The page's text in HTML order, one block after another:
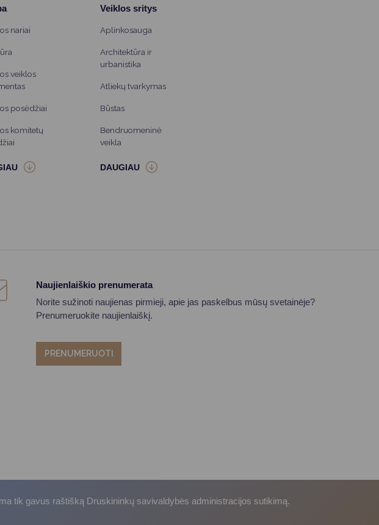
nariai
veiklos
posėdžiai
komitetų
Veiklos sritys
Aplinkosauga
Architektūra ir
urbanistika
Atliekų tvarkymas
Būstas
Bendruomeninė
veikla
Naujienlaiškio prenumerata
Norite sužinoti naujienas pirmieji, apie jas paskelbus mūsų svetainėje?
Prenumeruokite naujienlaiškį.
PRENUMERUOTI
tik gavus raštišką Druskininkų savivaldybės administracijos sutikimą.